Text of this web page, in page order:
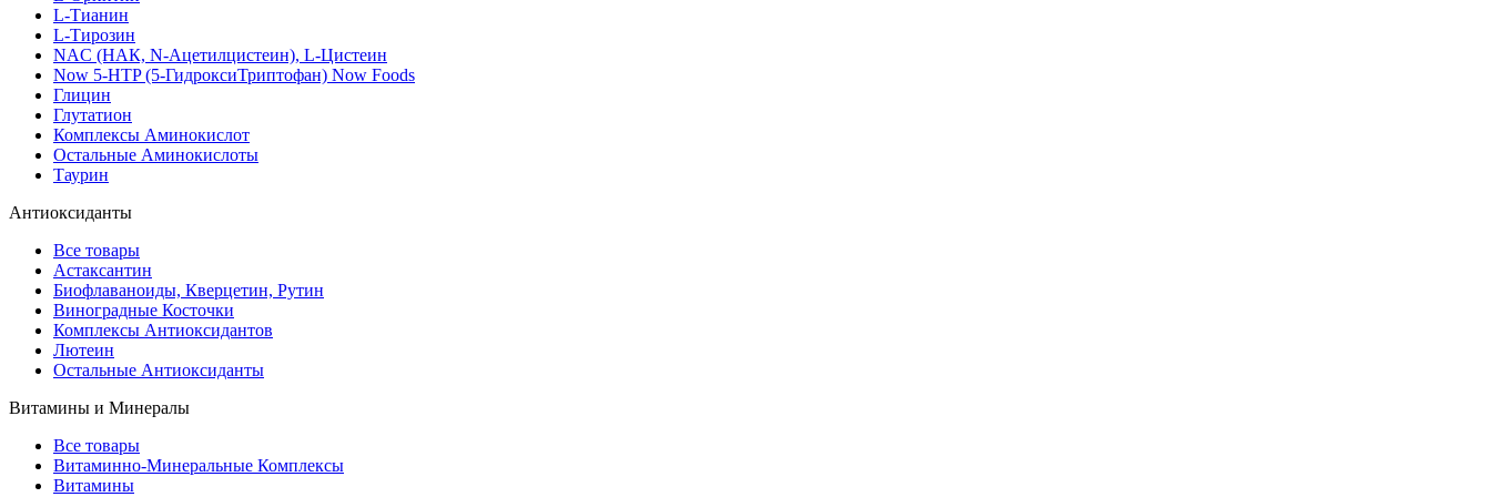
L-Тианин
L-Тирозин
NAC (НАК, N-Ацетилцистеин), L-Цистеин
Now 5-HTP (5-ГидроксиТриптофан) Now Foods
Глицин
Глутатион
Комплексы Аминокислот
Остальные Аминокислоты
Таурин
Антиоксиданты
Все товары
Астаксантин
Биофлаваноиды, Кверцетин, Рутин
Виноградные Косточки
Комплексы Антиоксидантов
Лютеин
Остальные Антиоксиданты
Витамины и Минералы
Все товары
Витаминно-Минеральные Комплексы
Витамины